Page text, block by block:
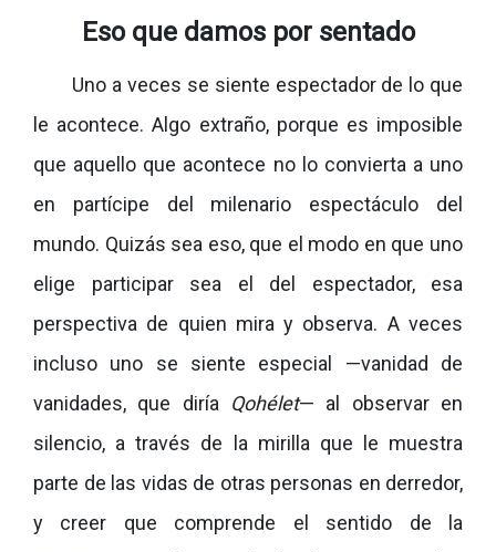
Eso que damos por sentado
Uno a veces se siente espectador de lo que
le acontece. Algo extraño, porque es imposible
que aquello que acontece no lo convierta a uno
en partícipe del milenario espectáculo del
mundo. Quizás sea eso, que el modo en que uno
elige participar sea el del espectador, esa
perspectiva de quien mira y observa. A veces
incluso uno se siente especial —vanidad de
vanidades, que diría Qohélet— al observar en
silencio, a través de la mirilla que le muestra
parte de las vidas de otras personas en derredor,
y creer que comprende el sentido de la